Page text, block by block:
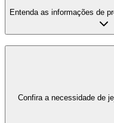
Entenda as informações de
Confira a necessidade de